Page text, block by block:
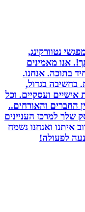
מאמינים
אנחנו.
בגדול,
ועסקיים. וכל
והאורחים..
העניינים
ואנחנו נשמח